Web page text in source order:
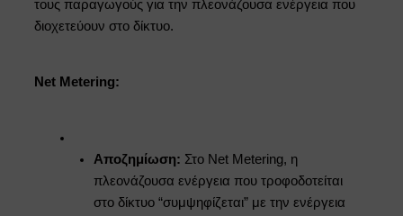
τους παραγωγούς για την πλεονάζουσα ενέργεια που
διοχετεύουν στο δίκτυο.
Net Metering:
Αποζημίωση: Στο Net Metering, η
πλεονάζουσα ενέργεια που τροφοδοτείται
στο δίκτυο “συμψηφίζεται” με την ενέργεια